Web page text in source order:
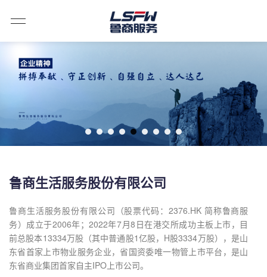
鲁商生活服务股份有限公司
鲁商生活服务股份有限公司（股票代码：2376.HK 简称鲁商服
务）成立于2006年；2022年7月8日在港交所成功主板上市，目
前总股本13334万股（其中普通股1亿股，H股3334万股），是山
东省首家上市物业服务企业，省国资委唯一物管上市平台，是山
东省商业集团首家自主IPO上市公司。